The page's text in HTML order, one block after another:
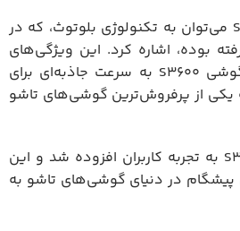
از ویژگی‌های دیگر S3600 می‌توان به تکنولوژی بلوتوث، که در
بوده، اشاره کرد. این ویژگی‌های
همگی باعث شدند که گوشی S3600 به سرعت جاذبه‌ای برای
یکی از پرفروش‌ترین گوشی‌های تاشو
قابلیت‌های پیشرفته S3600 به تجربه کاربران افزوده شد و این
در دنیای گوشی‌های تاشو به